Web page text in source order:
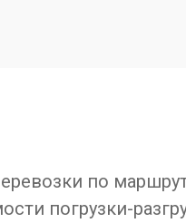
по
погрузки-